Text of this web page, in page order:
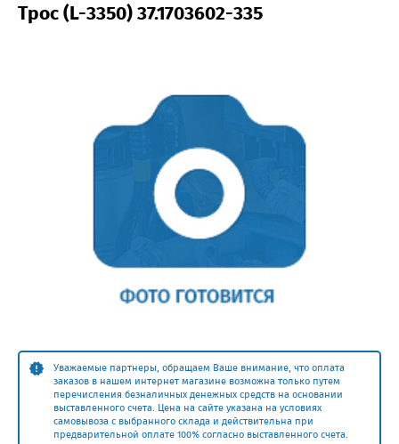
Трос (L-3350) 37.1703602-335
Уважаемые партнеры, обращаем Ваше внимание, что оплата
заказов в нашем интернет магазине возможна только путем
перечисления безналичных денежных средств на основании
выставленного счета. Цена на сайте указана на условиях
самовывоза с выбранного склада и действительна при
предварительной оплате 100% согласно выставленного счета.